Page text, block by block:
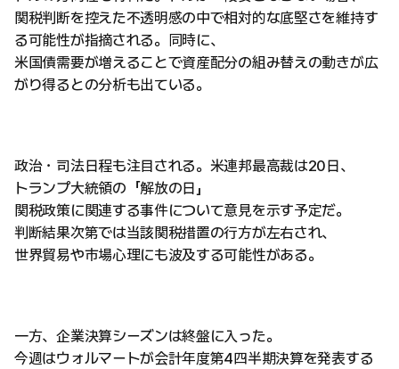
関税判断を控えた不透明感の中で相対的な底堅さを維持す
る可能性が指摘される。同時に、
米国債需要が増えることで資産配分の組み替えの動きが広
がり得るとの分析も出ている。
政治・司法日程も注目される。米連邦最高裁は20日、
トランプ大統領の「解放の日」
関税政策に関連する事件について意見を示す予定だ。
判断結果次第では当該関税措置の行方が左右され、
世界貿易や市場心理にも波及する可能性がある。
一方、企業決算シーズンは終盤に入った。
今週はウォルマートが会計年度第4四半期決算を発表する